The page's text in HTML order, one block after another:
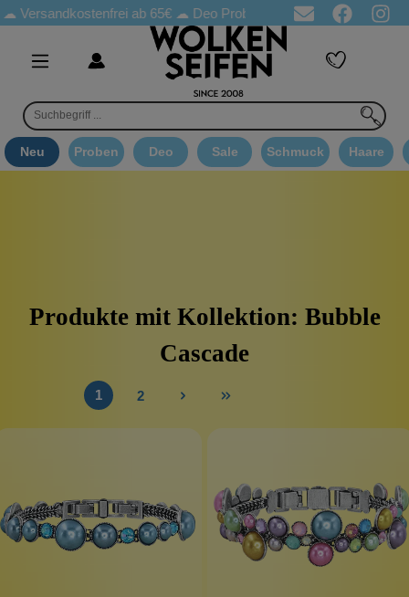
ab 65€ ☁ Deo Proben in jeder Bestellung ☁
Neu Proben Deo Sale Schmuck Haare
Produkte mit Kollektion: Bubble
Cascade
1 2